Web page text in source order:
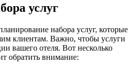
услуг
набора услуг, которые
клиентам. Важно, чтобы услуги
вашего отеля. Вот несколько
обратить внимание: